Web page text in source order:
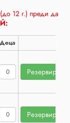
12 г.) преди да
Деца